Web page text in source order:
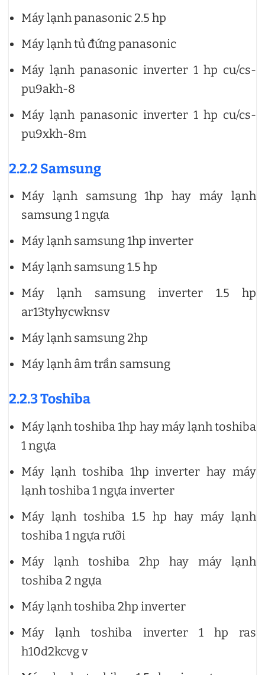
Máy lạnh panasonic 2.5 hp
Máy lạnh tủ đứng panasonic
Máy lạnh panasonic inverter 1 hp cu/cs-
pu9akh-8
Máy lạnh panasonic inverter 1 hp cu/cs-
pu9xkh-8m
2.2.2 Samsung
Máy lạnh samsung 1hp hay máy lạnh
samsung 1 ngựa
Máy lạnh samsung 1hp inverter
Máy lạnh samsung 1.5 hp
Máy lạnh samsung inverter 1.5 hp
ar13tyhycwknsv
Máy lạnh samsung 2hp
Máy lạnh âm trần samsung
2.2.3 Toshiba
Máy lạnh toshiba 1hp hay máy lạnh toshiba
1 ngựa
Máy lạnh toshiba 1hp inverter hay máy
lạnh toshiba 1 ngựa inverter
Máy lạnh toshiba 1.5 hp hay máy lạnh
toshiba 1 ngựa rưỡi
Máy lạnh toshiba 2hp hay máy lạnh
toshiba 2 ngựa
Máy lạnh toshiba 2hp inverter
Máy lạnh toshiba inverter 1 hp ras
h10d2kcvg v